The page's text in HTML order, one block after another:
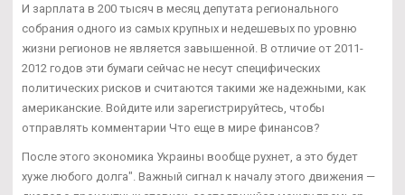
И зарплата в 200 тысяч в месяц депутата регионального
собрания одного из самых крупных и недешевых по уровню
жизни регионов не является завышенной. В отличие от 2011-
2012 годов эти бумаги сейчас не несут специфических
политических рисков и считаются такими же надежными, как
американские. Войдите или зарегистрируйтесь, чтобы
отправлять комментарии Что еще в мире финансов?
После этого экономика Украины вообще рухнет, а это будет
хуже любого долга". Важный сигнал к началу этого движения —